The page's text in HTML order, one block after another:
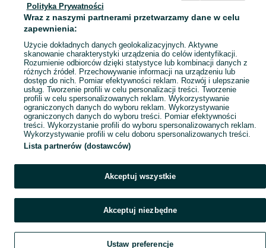
Mapa ministron
Popularne wyszukiwania
Polityka Prywatności
Wraz z naszymi partnerami przetwarzamy dane w celu
zapewnienia:
Użycie dokładnych danych geolokalizacyjnych. Aktywne
skanowanie charakterystyki urządzenia do celów identyfikacji.
Rozumienie odbiorców dzięki statystyce lub kombinacji danych z
różnych źródeł. Przechowywanie informacji na urządzeniu lub
dostęp do nich. Pomiar efektywności reklam. Rozwój i ulepszanie
usług. Tworzenie profili w celu personalizacji treści. Tworzenie
profili w celu spersonalizowanych reklam. Wykorzystywanie
ograniczonych danych do wyboru reklam. Wykorzystywanie
ograniczonych danych do wyboru treści. Pomiar efektywności
treści. Wykorzystanie profili do wyboru spersonalizowanych reklam.
Wykorzystywanie profili w celu doboru spersonalizowanych treści.
Lista partnerów (dostawców)
Akceptuj wszystkie
Akceptuj niezbędne
Ustaw preferencje